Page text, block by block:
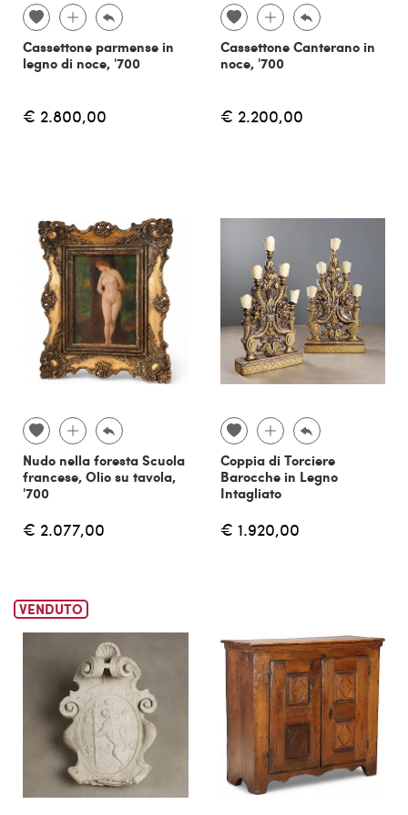
Cassettone parmense in
legno di noce, '700
€ 2.800,00
Cassettone Canterano in
noce, '700
€ 2.200,00
Nudo nella foresta Scuola
francese, Olio su tavola,
'700
€ 2.077,00
Coppia di Torciere
Barocche in Legno
Intagliato
€ 1.920,00
VENDUTO